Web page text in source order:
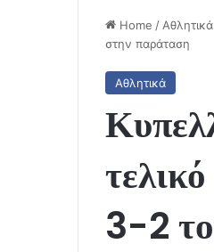
Home / Αθλητικά
στην παράταση
Αθλητικά
3-2